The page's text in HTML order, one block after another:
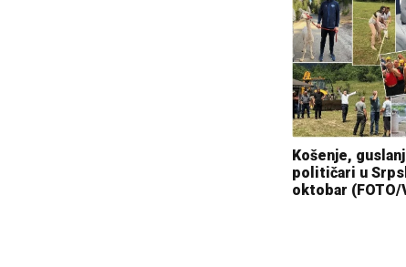
Košenje,
političari u
oktobar (FOTO/